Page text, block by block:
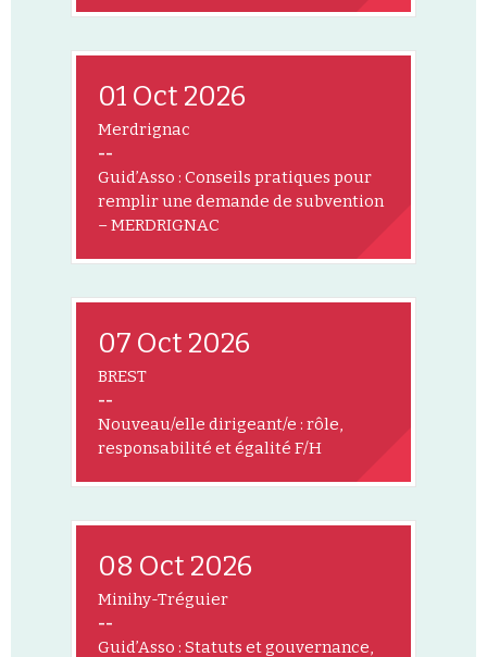
01 Oct 2026
Merdrignac
--
Guid’Asso : Conseils pratiques pour
remplir une demande de subvention
– MERDRIGNAC
07 Oct 2026
BREST
--
Nouveau/elle dirigeant/e : rôle,
responsabilité et égalité F/H
08 Oct 2026
Minihy-Tréguier
--
Guid’Asso : Statuts et gouvernance,